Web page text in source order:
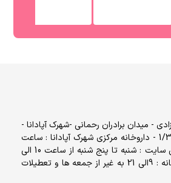
- میدان برادران رحمانی -شهرک آپادانا -
پاساژگل مریم - پلاک 1/32 - داروخانه مرکزی شهرک آپادانا : ساعت
کاری داروخانه پشتیبانی سایت : شنبه تا پنج شنبه از ساعت 10 الی
20 . ساعت کاری داروخانه : 9الی 21 به غیر از جمعه ها و تعطیلات